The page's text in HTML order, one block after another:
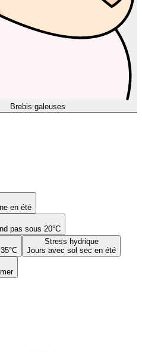
Brebis galeuses
en été
pas sous 20°C
Stress hydrique
Jours avec sol sec en été